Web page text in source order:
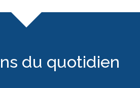
du quotidien